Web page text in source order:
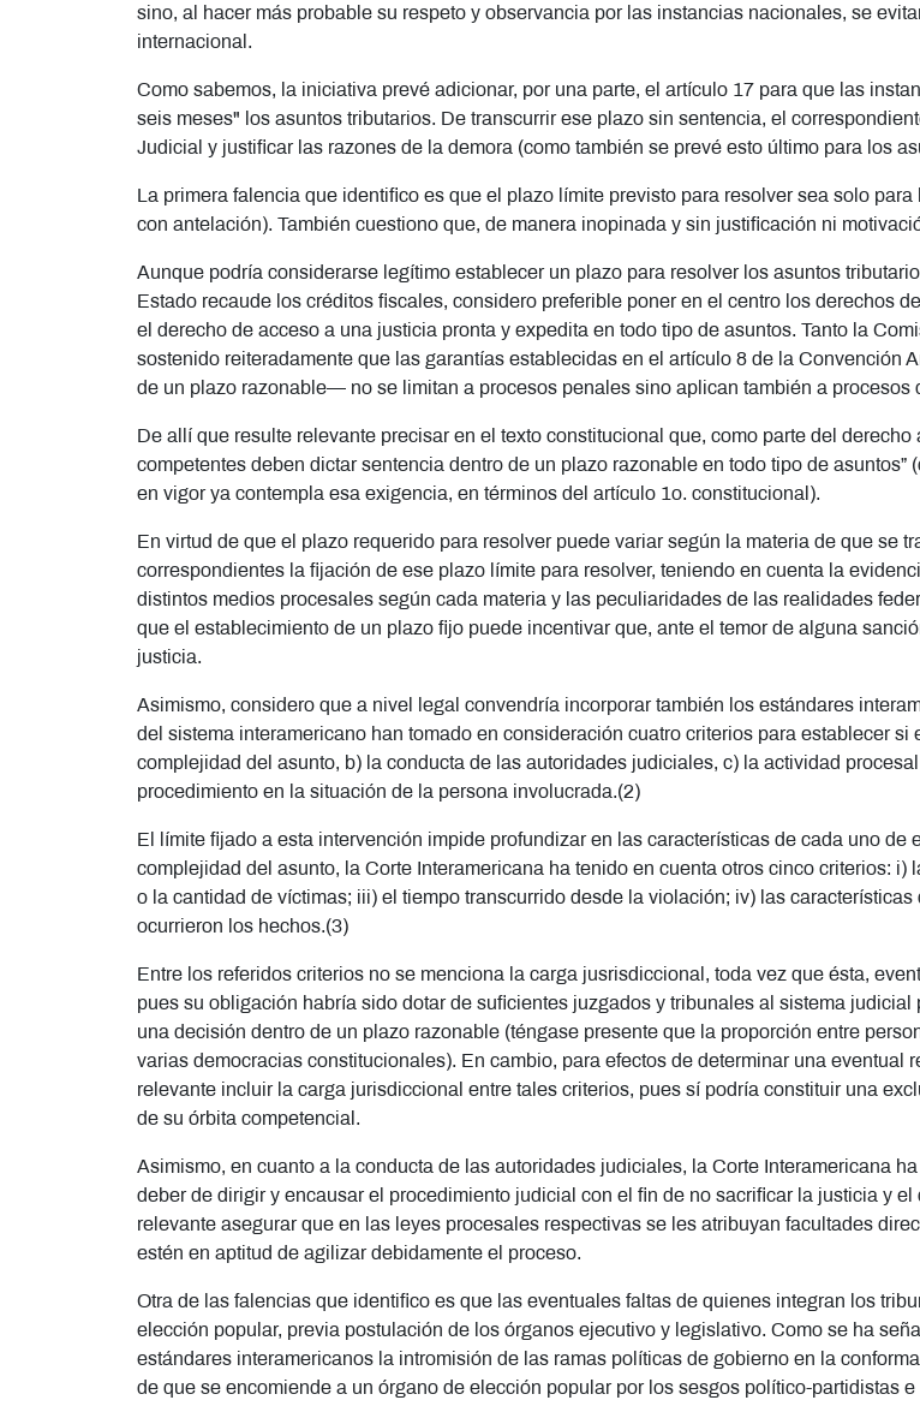
sino, al hacer más probable su respeto y observancia por las instancias nacionales, se
internacional.
Como sabemos, la iniciativa prevé adicionar, por una parte, el artículo 17 para que las
seis meses" los asuntos tributarios. De transcurrir ese plazo sin sentencia, el
Judicial y justificar las razones de la demora (como también se prevé esto último para los
La primera falencia que identifico es que el plazo límite previsto para resolver sea solo
con antelación). También cuestiono que, de manera inopinada y sin justificación ni
Aunque podría considerarse legítimo establecer un plazo para resolver los asuntos
Estado recaude los créditos fiscales, considero preferible poner en el centro los derechos
el derecho de acceso a una justicia pronta y expedita en todo tipo de asuntos. Tanto la
sostenido reiteradamente que las garantías establecidas en el artículo 8 de la
de un plazo razonable— no se limitan a procesos penales sino aplican también a procesos
De allí que resulte relevante precisar en el texto constitucional que, como parte del
competentes deben dictar sentencia dentro de un plazo razonable en todo tipo de
en vigor ya contempla esa exigencia, en términos del artículo 1o. constitucional).
En virtud de que el plazo requerido para resolver puede variar según la materia de que se
correspondientes la fijación de ese plazo límite para resolver, teniendo en cuenta la
distintos medios procesales según cada materia y las peculiaridades de las realidades
que el establecimiento de un plazo fijo puede incentivar que, ante el temor de alguna
justicia.
Asimismo, considero que a nivel legal convendría incorporar también los estándares
del sistema interamericano han tomado en consideración cuatro criterios para establecer si
complejidad del asunto, b) la conducta de las autoridades judiciales, c) la actividad
procedimiento en la situación de la persona involucrada.(2)
El límite fijado a esta intervención impide profundizar en las características de cada uno de
complejidad del asunto, la Corte Interamericana ha tenido en cuenta otros cinco criterios:
o la cantidad de víctimas; iii) el tiempo transcurrido desde la violación; iv) las
ocurrieron los hechos.(3)
Entre los referidos criterios no se menciona la carga jusrisdiccional, toda vez que ésta,
pues su obligación habría sido dotar de suficientes juzgados y tribunales al sistema
una decisión dentro de un plazo razonable (téngase presente que la proporción entre
varias democracias constitucionales). En cambio, para efectos de determinar una
relevante incluir la carga jurisdiccional entre tales criterios, pues sí podría constituir una
de su órbita competencial.
Asimismo, en cuanto a la conducta de las autoridades judiciales, la Corte Interamericana
deber de dirigir y encausar el procedimiento judicial con el fin de no sacrificar la justicia y
relevante asegurar que en las leyes procesales respectivas se les atribuyan facultades
estén en aptitud de agilizar debidamente el proceso.
Otra de las falencias que identifico es que las eventuales faltas de quienes integran los
elección popular, previa postulación de los órganos ejecutivo y legislativo. Como se ha
estándares interamericanos la intromisión de las ramas políticas de gobierno en la
de que se encomiende a un órgano de elección popular por los sesgos político-partidistas